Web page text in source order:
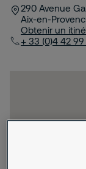
290 Avenue
Aix-en-
Obtenir un
+ 33 (0)4 42